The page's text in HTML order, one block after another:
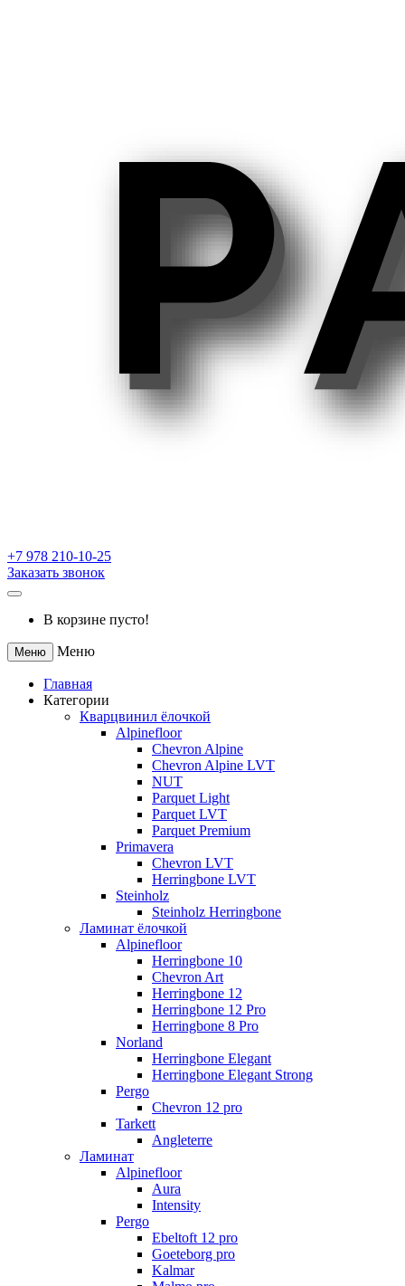
+7 978 210-10-25
Заказать звонок
В корзине пусто!
Меню Меню
Главная
Категории
Кварцвинил ёлочкой
Alpinefloor
Chevron Alpine
Chevron Alpine LVT
NUT
Parquet Light
Parquet LVT
Parquet Premium
Primavera
Chevron LVT
Herringbone LVT
Steinholz
Steinholz Herringbone
Ламинат ёлочкой
Alpinefloor
Herringbone 10
Chevron Art
Herringbone 12
Herringbone 12 Pro
Herringbone 8 Pro
Norland
Herringbone Elegant
Herringbone Elegant Strong
Pergo
Chevron 12 pro
Tarkett
Angleterre
Ламинат
Alpinefloor
Aura
Intensity
Pergo
Ebeltoft 12 pro
Goeteborg pro
Kalmar